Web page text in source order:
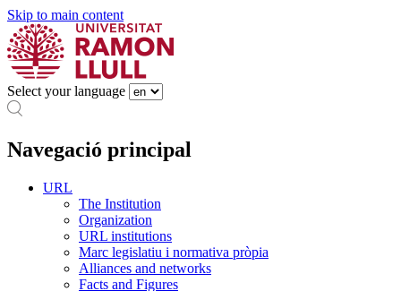
Skip to main content
Select your language
Navegació principal
URL
The Institution
Organization
URL institutions
Marc legislatiu i normativa pròpia
Alliances and networks
Facts and Figures